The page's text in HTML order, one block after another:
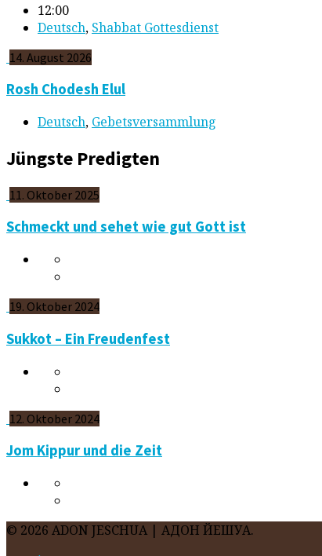
12:00
Deutsch, Shabbat Gottesdienst
14. August 2026
Rosh Chodesh Elul
Deutsch, Gebetsversammlung
Jüngste Predigten
11. Oktober 2025
Schmeckt und sehet wie gut Gott ist
19. Oktober 2024
Sukkot – Ein Freudenfest
12. Oktober 2024
Jom Kippur und die Zeit
© 2026 ADON JESCHUA | АДОН ЙЕШУА.